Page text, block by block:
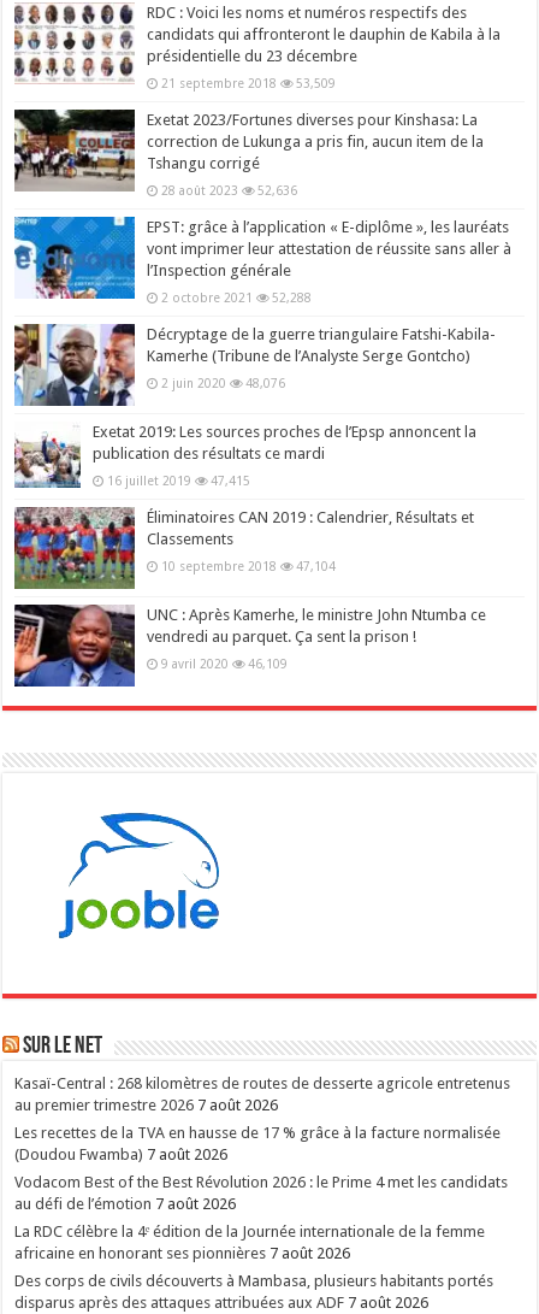
RDC : Voici les noms et numéros respectifs des
candidats qui affronteront le dauphin de Kabila à la
présidentielle du 23 décembre
21 septembre 2018 53,509
Exetat 2023/Fortunes diverses pour Kinshasa: La
correction de Lukunga a pris fin, aucun item de la
Tshangu corrigé
28 août 2023 52,636
EPST: grâce à l’application « E-diplôme », les lauréats
vont imprimer leur attestation de réussite sans aller à
l’Inspection générale
2 octobre 2021 52,288
Décryptage de la guerre triangulaire Fatshi-Kabila-
Kamerhe (Tribune de l’Analyste Serge Gontcho)
2 juin 2020 48,076
Exetat 2019: Les sources proches de l’Epsp annoncent la
publication des résultats ce mardi
16 juillet 2019 47,415
Éliminatoires CAN 2019 : Calendrier, Résultats et
Classements
10 septembre 2018 47,104
UNC : Après Kamerhe, le ministre John Ntumba ce
vendredi au parquet. Ça sent la prison !
9 avril 2020 46,109
Sur le NET
Kasaï-Central : 268 kilomètres de routes de desserte agricole entretenus
au premier trimestre 2026 7 août 2026
Les recettes de la TVA en hausse de 17 % grâce à la facture normalisée
(Doudou Fwamba) 7 août 2026
Vodacom Best of the Best Révolution 2026 : le Prime 4 met les candidats
au défi de l’émotion 7 août 2026
La RDC célèbre la 4ᵉ édition de la Journée internationale de la femme
africaine en honorant ses pionnières 7 août 2026
Des corps de civils découverts à Mambasa, plusieurs habitants portés
disparus après des attaques attribuées aux ADF 7 août 2026